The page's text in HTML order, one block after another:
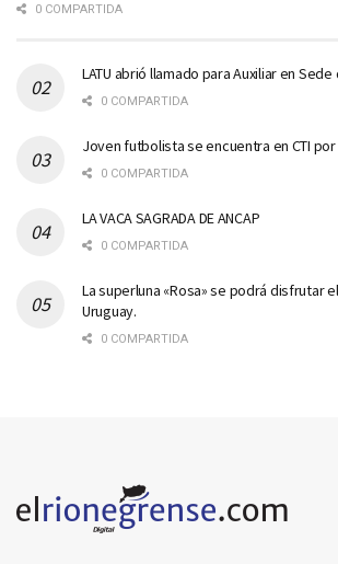
0 COMPARTIDA
LATU abrió llamado para Auxiliar en
0 COMPARTIDA
Joven futbolista se encuentra en CTI
0 COMPARTIDA
LA VACA SAGRADA DE ANCAP
0 COMPARTIDA
La superluna «Rosa» se podrá disfrutar
Uruguay.
0 COMPARTIDA